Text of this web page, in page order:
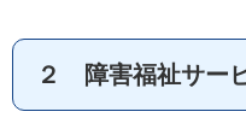
２ 障害福祉サー